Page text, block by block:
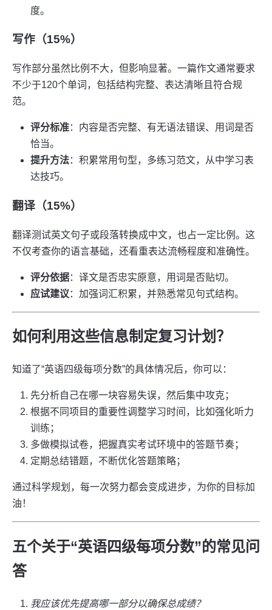
度。
写作（15%）
写作部分虽然比例不大，但影响显著。一篇作文通常要求
不少于120个单词，包括结构完整、表达清晰且符合规
范。
评分标准：内容是否完整、有无语法错误、用词是否
恰当。
提升方法：积累常用句型，多练习范文，从中学习表
达技巧。
翻译（15%）
翻译测试英文句子或段落转换成中文，也占一定比例。这
不仅考查你的语言基础，还看重表达流畅程度和准确性。
评分依据：译文是否忠实原意，用词是否贴切。
应试建议 ：加强词汇积累，并熟悉常见句式结构。
如何利用这些信息制定复习计划？
知道了“英语四级每项分数”的具体情况后，你可以：
先分析自己在哪一块容易失误，然后集中攻克；
根据不同项目的重要性调整学习时间，比如强化听力
训练；
多做模拟试卷，把握真实考试环境中的答题节奏；
定期总结错题，不断优化答题策略；
通过科学规划，每一次努力都会变成进步，为你的目标加
油！
五个关于“英语四级每项分数”的常见问
答
我应该优先提高哪一部分以确保总成绩？